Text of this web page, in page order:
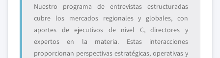
Nuestro programa de entrevistas estructuradas
cubre los mercados regionales y globales, con
aportes de ejecutivos de nivel C, directores y
expertos en la materia. Estas interacciones
proporcionan perspectivas estratégicas, operativas y